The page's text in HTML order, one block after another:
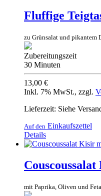
Fluffige
zu Grünsalat und pikantem
Zubereitungszeit
30 Minuten
13,00 €
Inkl. 7% MwSt., zzgl.
Lieferzeit: Siehe
Auf den Einkaufszettel
Details
mit Paprika, Oliven und